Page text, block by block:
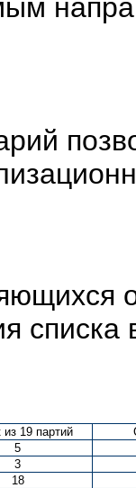
списка
из 19 партий
5
3
18